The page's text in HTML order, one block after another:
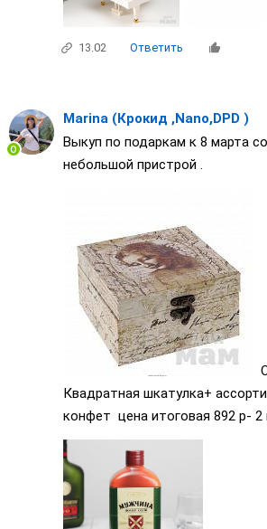
13.02 Ответить
Marina (Крокид ,Nano,DPD )
Выкуп по подаркам к 8 марта
небольшой пристрой .
Квадратная шкатулка+
конфет цена итоговая 892 р- 2